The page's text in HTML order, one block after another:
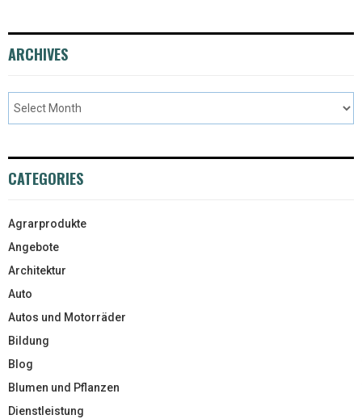
ARCHIVES
CATEGORIES
Agrarprodukte
Angebote
Architektur
Auto
Autos und Motorräder
Bildung
Blog
Blumen und Pflanzen
Dienstleistung